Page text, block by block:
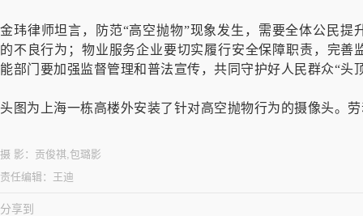
金玮律师坦言，防范“高空抛物”现象发生，需要全体公民
的不良行为；物业服务企业要切实履行安全保障职责，完
能部门要加强监督管理和普法宣传，共同守护好人民群众“头
头图为上海一栋高楼外安装了针对高空抛物行为的摄像头。
摄 影： 贡俊祺,包璐影
责任编辑： 王迪
分享到